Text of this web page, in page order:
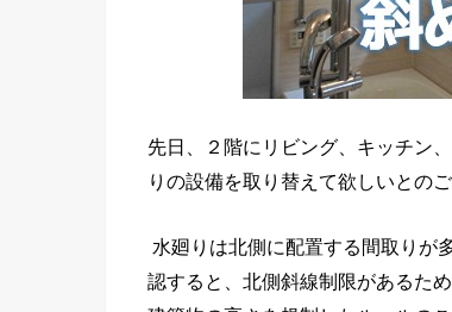
先日、２階にリビング、キッチン、
りの設備を取り替えて欲しいとの
水廻りは北側に配置する間取りが
認すると、北側斜線制限があるた